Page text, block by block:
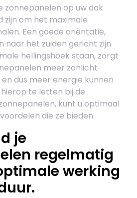
zonnepanelen op uw dak
zijn om het maximale
Een goede oriëntatie,
naar het zuiden gericht zijn
hellingshoek staan, zorgt
meer zonlicht
dus meer energie kunnen
te letten bij de
kunt u optimaal
die ze bieden.
je
regelmatig
werking